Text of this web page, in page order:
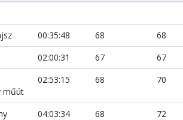
00:35:48 68
68
02:00:31 67
67
műút
02:53:15 68 70
04:03:34 68
72